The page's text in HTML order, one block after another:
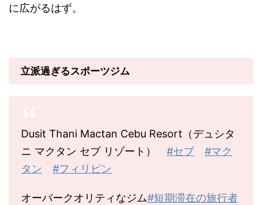
に広がるはず。
立派過ぎるスポーツジム
Dusit Thani Mactan Cebu Resort（デュシタ
ニ マクタン セブ リゾート） #セブ
#マク
タン
#フィリピン
オーバークオリティなジム#短期滞在の旅行者